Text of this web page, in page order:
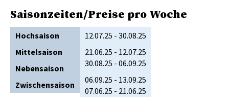
Saisonzeiten/Preise pro Woche
Hochsaison
Mittelsaison
Nebensaison
Zwischensaison
12.07.25 - 30.08.25
21.06.25 - 12.07.25
30.08.25 - 06.09.25
06.09.25 - 13.09.25
07.06.25 - 21.06.25